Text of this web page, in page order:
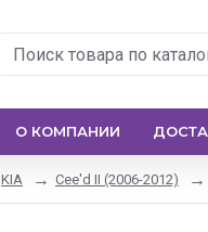
О КОМПАНИИ
KIA Cee'd II (2006-2012)